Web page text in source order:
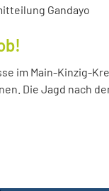
Gandayo
im Main-Kinzig-
Die Jagd nach